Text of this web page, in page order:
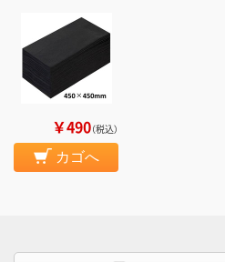
￥490（税込）
カゴへ